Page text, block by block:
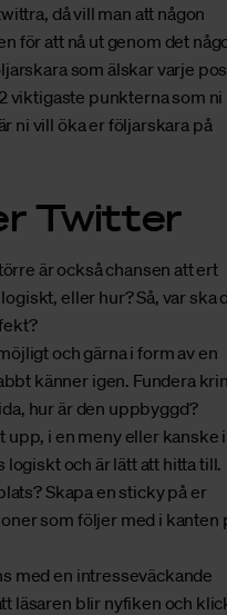
då vill man att någon
för att nå ut genom det
som älskar varje
viktigaste punkterna som ni
ni vill öka er följarskara på
Twitter
är också chansen att ert
eller hur? Så, var ska
och gärna i form av en
känner igen. Fundera
hur är den uppbyggd?
upp, i en meny eller kanske i
logiskt och är lätt att hitta till.
Skapa en sticky på er
som följer med i kanten
med en intresseväckande
läsaren blir nyfiken och